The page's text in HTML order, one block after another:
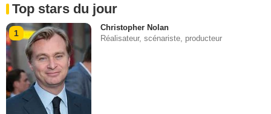
Top stars du jour
1
Christopher Nolan
Réalisateur, scénariste, producteur